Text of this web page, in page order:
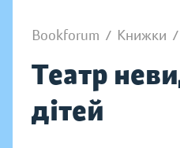
Bookforum / Книжки /
Театр
дітей